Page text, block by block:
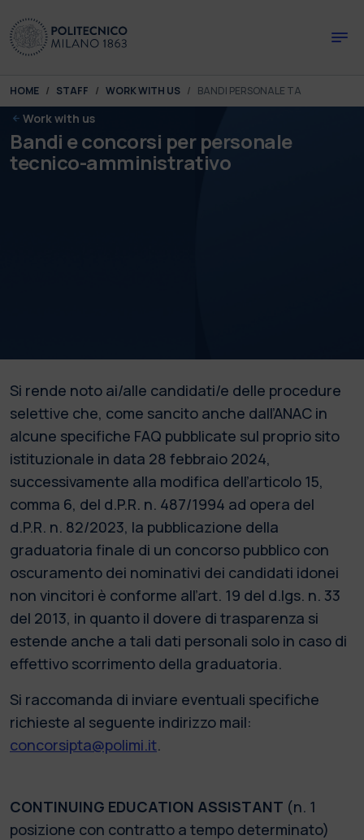
You are here:
HOME STAFF WORK WITH US BANDI PERSONALE TA
Work with us
Bandi e concorsi per personale
tecnico-amministrativo
Si rende noto ai/alle candidati/e delle procedure
selettive che, come sancito anche dall’ANAC in
alcune specifiche FAQ pubblicate sul proprio sito
istituzionale in data 28 febbraio 2024,
successivamente alla modifica dell’articolo 15,
comma 6, del d.P.R. n. 487/1994 ad opera del
d.P.R. n. 82/2023, la pubblicazione della
graduatoria finale di un concorso pubblico con
oscuramento dei nominativi dei candidati idonei
non vincitori è conforme all’art. 19 del d.lgs. n. 33
del 2013, in quanto il dovere di trasparenza si
estende anche a tali dati personali solo in caso di
effettivo scorrimento della graduatoria.
Si raccomanda di inviare eventuali specifiche
richieste al seguente indirizzo mail:
concorsipta@polimi.it.
CONTINUING EDUCATION ASSISTANT (n. 1
posizione con contratto a tempo determinato)